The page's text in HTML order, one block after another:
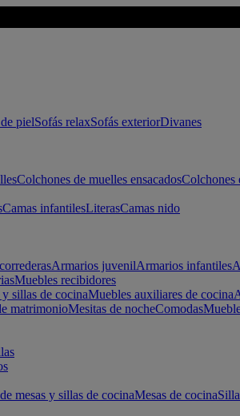
pielSofás relaxSofás exteriorDivanes
Colchones de muelles ensacadosColchones
Camas infantilesLiterasCamas nido
Armarios juvenilArmarios infantiles
Muebles recibidores
y sillas de cocinaMuebles auxiliares de cocina
matrimonioMesitas de nocheComodas
mesas y sillas de cocinaMesas de cocina